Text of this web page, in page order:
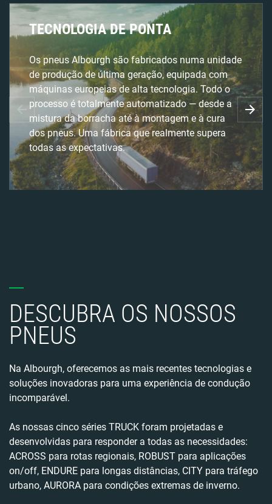
TECNOLOGIA DE PONTA
Os pneus Albourgh são fabricados numa unidade
de produção de última geração, equipada com
máquinas europeias de alta tecnologia. Todo o
processo é totalmente automatizado — desde a
mistura da borracha até à montagem e à cura
dos pneus. Uma fábrica que realmente supera
todas as expectativas.
DESCUBRA OS NOSSOS
PNEUS
Na Albourgh, oferecemos as mais recentes tecnologias e
soluções inovadoras para uma experiência de condução
incomparável.
As nossas cinco séries TRUCK foram projetadas e
desenvolvidas para responder a todas as necessidades:
ACROSS para rotas regionais, ROBUST para aplicações
on/off, ENDURE para longas distâncias, CITY para tráfego
urbano, AURORA para condições extremas de inverno.